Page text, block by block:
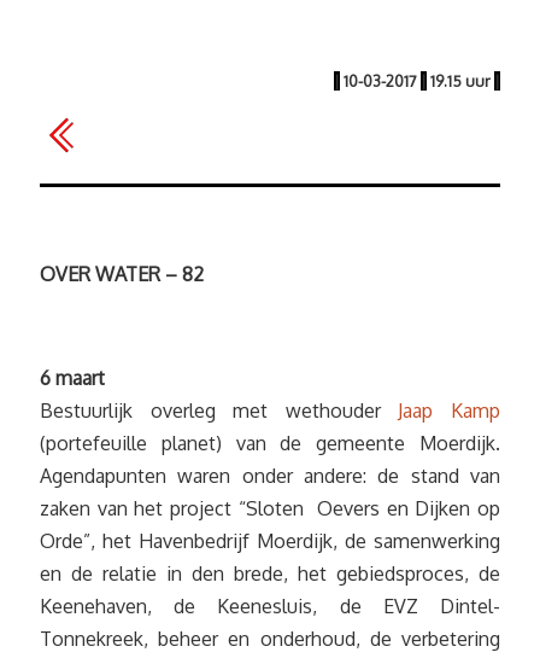
| 10-03-2017 | 19.15 uur |
OVER WATER – 82
6 maart
Bestuurlijk overleg met wethouder Jaap Kamp
(portefeuille planet) van de gemeente Moerdijk.
Agendapunten waren onder andere: de stand van
zaken van het project “Sloten Oevers en Dijken op
Orde”, het Havenbedrijf Moerdijk, de samenwerking
en de relatie in den brede, het gebiedsproces, de
Keenehaven, de Keenesluis, de EVZ Dintel-
Tonnekreek, beheer en onderhoud, de verbetering